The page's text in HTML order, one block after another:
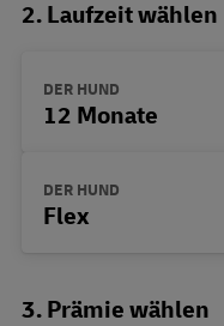
2. Laufzeit wählen
DER HUND
12 Monate
DER HUND
Flex
3. Prämie wählen